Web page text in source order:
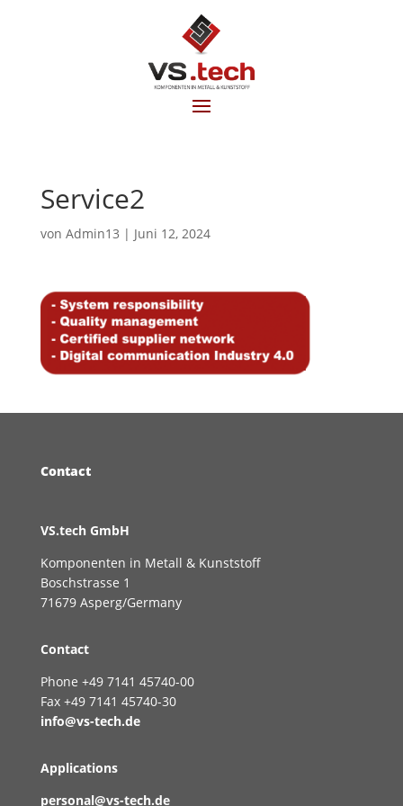
Service2
von Admin13 | Juni 12, 2024
Contact
VS.tech GmbH
Komponenten in Metall & Kunststoff
Boschstrasse 1
71679 Asperg/Germany
Contact
Phone +49 7141 45740-00
Fax +49 7141 45740-30
info@vs-tech.de
Applications
personal@vs-tech.de